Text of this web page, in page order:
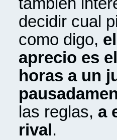
decidir cual
como digo,
aprecio es
horas a un
las reglas, a
rival.